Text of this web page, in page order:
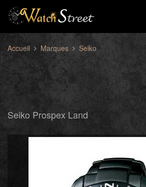
Accueil Marques Seiko
Seiko Prospex Land